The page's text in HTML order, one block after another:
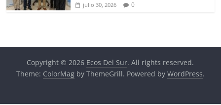
julio 30, 2026 0
Copyright © 2026 Ecos Del Sur. All rights reserved.
Theme: ColorMagby ThemeGrill. Powered by WordPress.